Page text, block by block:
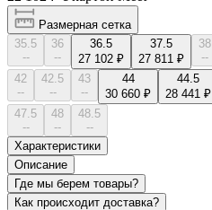
Размерная сетка
35.5
--
36
--
36.5
27 102 ₽
37.5
27 811 ₽
38
--
42
--
42.5
--
43
--
44
30 660 ₽
44.5
28 441 ₽
47.5
--
48
--
48.5
--
Характеристики
Описание
Где мы берем товары?
Как происходит доставка?